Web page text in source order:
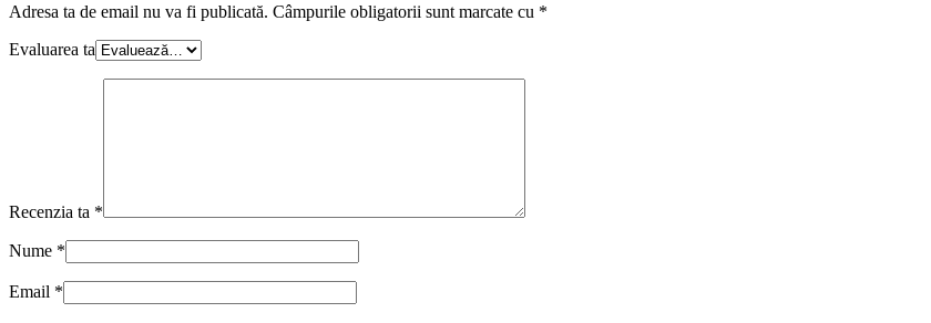
Adresa ta de email nu va fi publicată. Câmpurile obligatorii sunt marcate cu *
Evaluarea ta
Recenzia ta *
Nume *
Email *